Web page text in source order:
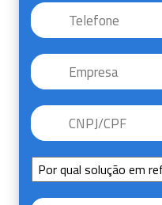
Telefone
Empresa
CNPJ/CPF
Sem
Título